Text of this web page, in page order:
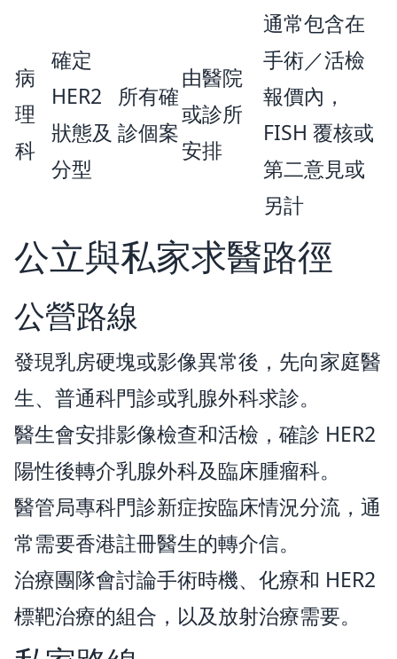
病
理
科
確定
HER2
狀態及
分型
所有確
診個案
由醫院
或診所
安排
通常包含在
手術／活檢
報價內，
FISH 覆核或
第二意見或
另計
公立與私家求醫路徑
公營路線
發現乳房硬塊或影像異常後，先向家庭醫
生、普通科門診或乳腺外科求診。
醫生會安排影像檢查和活檢，確診 HER2
陽性後轉介乳腺外科及臨床腫瘤科。
醫管局專科門診新症按臨床情況分流，通
常需要香港註冊醫生的轉介信。
治療團隊會討論手術時機、化療和 HER2
標靶治療的組合，以及放射治療需要。